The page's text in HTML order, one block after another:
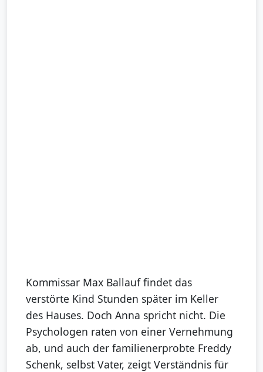
Kommissar Max Ballauf findet das
verstörte Kind Stunden später im Keller
des Hauses. Doch Anna spricht nicht. Die
Psychologen raten von einer Vernehmung
ab, und auch der familienerprobte Freddy
Schenk, selbst Vater, zeigt Verständnis für